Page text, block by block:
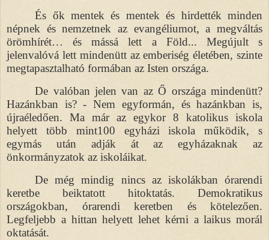
És ők mentek és mentek és hirdették minden
népnek és nemzetnek az evangéliumot, a megváltás
örömhírét… és mássá lett a Föld... Megújult s
jelenvalóvá lett mindenütt az emberiség életében, szinte
megtapasztalható formában az Isten országa.
De valóban jelen van az Ő országa mindenütt?
Hazánkban is? - Nem egyformán, és hazánkban is,
újraéledően. Ma már az egykor 8 katolikus iskola
helyett több mint100 egyházi iskola működik, s
egymás után adják át az egyházaknak az
önkormányzatok az iskoláikat.
De még mindig nincs az iskolákban órarendi
keretbe beiktatott hitoktatás. Demokratikus
országokban, órarendi keretben és kötelezően.
Legfeljebb a hittan helyett lehet kérni a laikus morál
oktatását.